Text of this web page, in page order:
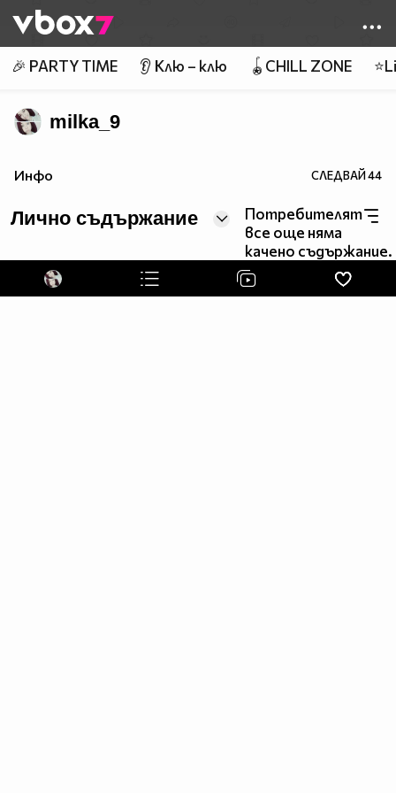
👾
🎉 PARTY TIME 👂 Клю – клю 🪀CHILL ZONE
milka_9
Инфо СЛЕДВАЙ44
Лично съдържание
Потребителят
все още няма
качено съдържание.